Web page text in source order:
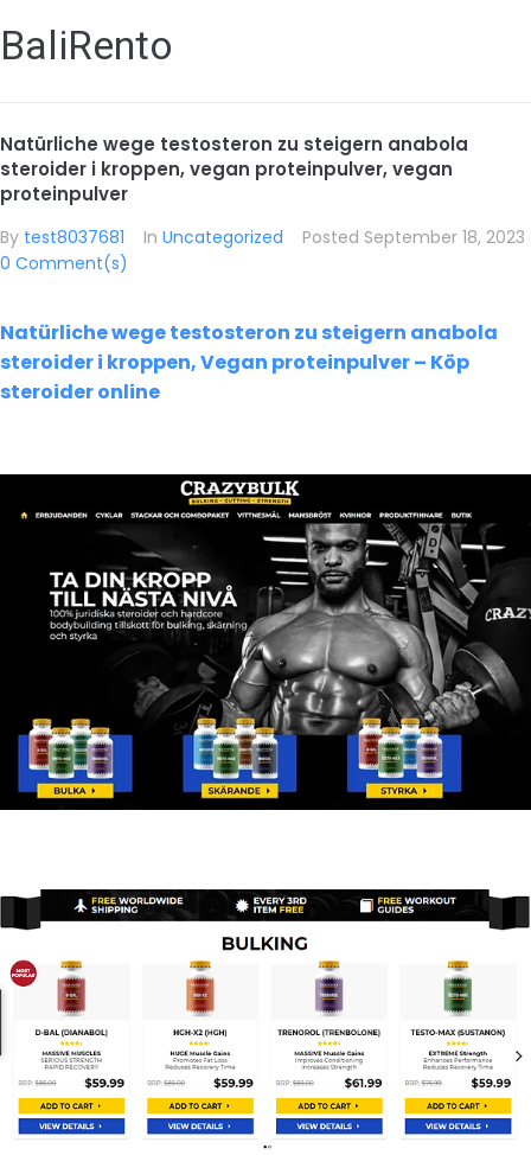
BaliRento
Natürliche wege testosteron zu steigern anabola
steroider i kroppen, vegan proteinpulver, vegan
proteinpulver
By test8037681 In Uncategorized Posted September 18, 2023
0 Comment(s)
Natürliche wege testosteron zu steigern anabola
steroider i kroppen, Vegan proteinpulver – Köp
steroider online